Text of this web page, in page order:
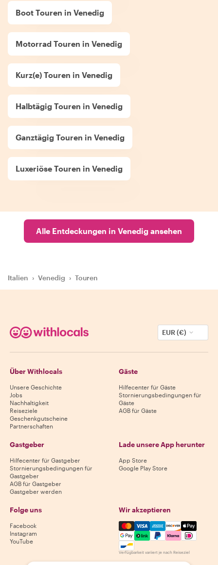
Boot Touren in Venedig
Motorrad Touren in Venedig
Kurz(e) Touren in Venedig
Halbtägig Touren in Venedig
Ganztägig Touren in Venedig
Luxeriöse Touren in Venedig
Alle Entdeckungen in Venedig ansehen
Italien › Venedig › Touren
EUR (€)
Über Withlocals
Unsere Geschichte
Jobs
Nachhaltigkeit
Reiseziele
Geschenkgutscheine
Partnerschaften
Gäste
Hilfecenter für Gäste
Stornierungsbedingungen für
Gäste
AGB für Gäste
Gastgeber
Hilfecenter für Gastgeber
Stornierungsbedingungen für
Gastgeber
AGB für Gastgeber
Gastgeber werden
Lade unsere App herunter
App Store
Google Play Store
Folge uns
Facebook
Instagram
YouTube
Wir akzeptieren
Mastercard, Visa, Amex,
Verfügbarkeit variiert je nach Reiseziel